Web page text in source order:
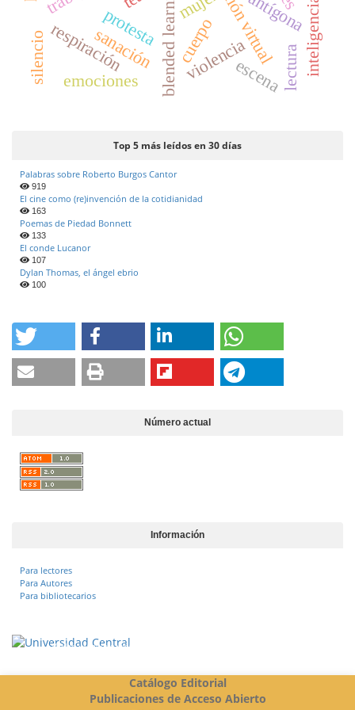
blended learning antígona
protesta
violencia
sanación
respiración
emociones
cuerpo
escena
silencio lectura
Top 5 más leídos en 30 días
Palabras sobre Roberto Burgos Cantor
919
El cine como (re)invención de la cotidianidad
163
Poemas de Piedad Bonnett
133
El conde Lucanor
107
Dylan Thomas, el ángel ebrio
100
Número actual
Información
Para lectores
Para Autores
Para bibliotecarios
Vigilada Mineducación
Catálogo Editorial
Publicaciones de Acceso Abierto